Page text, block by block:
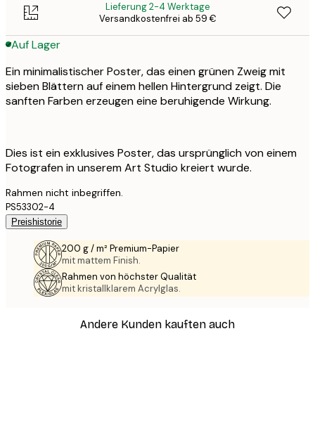
Lieferung 2-4 Werktage
Versandkostenfrei ab 59 €
Auf Lager
Ein minimalistischer Poster, das einen grünen Zweig mit
sieben Blättern auf einem hellen Hintergrund zeigt. Die
sanften Farben erzeugen eine beruhigende Wirkung.
Dies ist ein exklusives Poster, das ursprünglich von einem
Fotografen in unserem Art Studio kreiert wurde.
Rahmen nicht inbegriffen.
PS53302-4
Preishistorie
200 g / m² Premium-Papier
mit mattem Finish.
Rahmen von höchster Qualität
mit kristallklarem Acrylglas.
Andere Kunden kauften auch